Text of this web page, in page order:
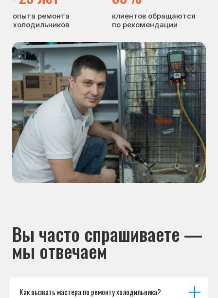
Как вызвать мастера по ремонту холодильника?
Варианты оплаты
© Сервисный центр «Морозилка.com».
Ремонт холодильников на дому в Москве
и Московской области
Наверх↑
Политика обработки персональных данных
Согласие на обработку персональных данных
Контакты
О нас
Отзывы